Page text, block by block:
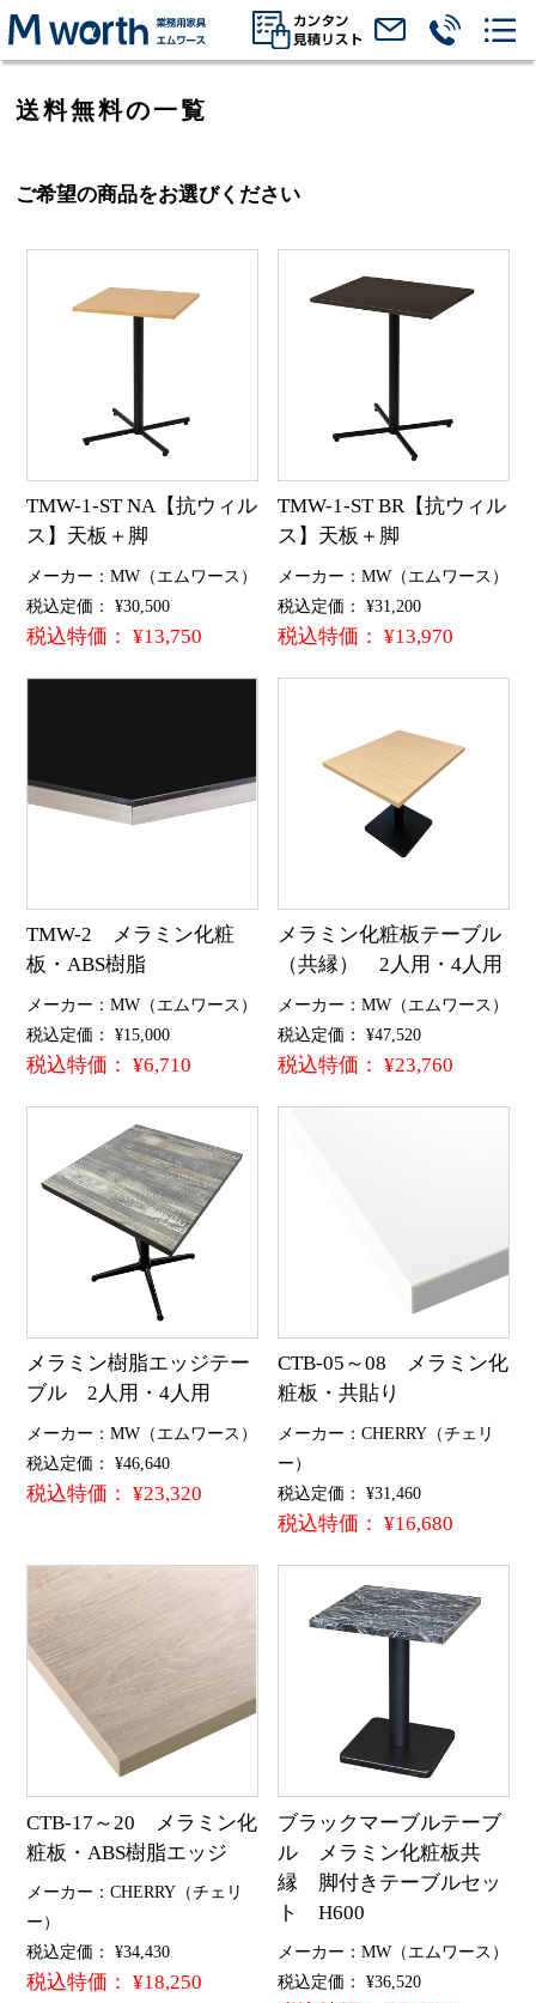
送料無料の一覧
ご希望の商品をお選びください
TMW-1-ST NA【抗ウィル
ス】天板＋脚
メーカー：MW（エムワース）
税込定価： ¥30,500
税込特価： ¥13,750
TMW-1-ST BR【抗ウィル
ス】天板＋脚
メーカー：MW（エムワース）
税込定価： ¥31,200
税込特価： ¥13,970
TMW-2 メラミン化粧
板・ABS樹脂
メーカー：MW（エムワース）
税込定価： ¥15,000
税込特価： ¥6,710
メラミン化粧板テーブル
（共縁） 2人用・4人用
メーカー：MW（エムワース）
税込定価： ¥47,520
税込特価： ¥23,760
メラミン樹脂エッジテー
ブル 2人用・4人用
メーカー：MW（エムワース）
税込定価： ¥46,640
税込特価： ¥23,320
CTB-05～08 メラミン化
粧板・共貼り
メーカー：CHERRY（チェリ
ー）
税込定価： ¥31,460
税込特価： ¥16,680
CTB-17～20 メラミン化
粧板・ABS樹脂エッジ
メーカー：CHERRY（チェリ
ー）
税込定価： ¥34,430
税込特価： ¥18,250
ブラックマーブルテーブ
ル メラミン化粧板共
縁 脚付きテーブルセッ
ト H600
メーカー：MW（エムワース）
税込定価： ¥36,520